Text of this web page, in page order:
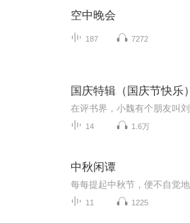
空中晚会
187 7272
国庆特辑（国庆节快乐）
14 1.6万
中秋闲谭
11 1225